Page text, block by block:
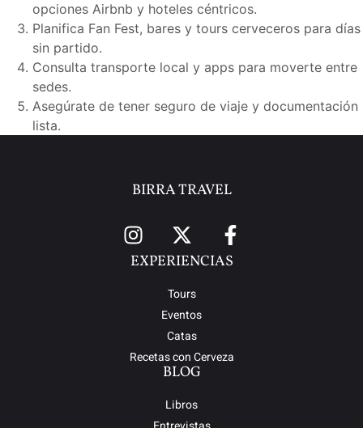
opciones Airbnb y hoteles céntricos.
Planifica Fan Fest, bares y tours cerveceros para días
sin partido.
Consulta transporte local y apps para moverte entre
sedes.
Asegúrate de tener seguro de viaje y documentación
lista.
BIRRA TRAVEL
EXPERIENCIAS
Tours
Eventos
Catas
Recetas con Cerveza
BLOG
Libros